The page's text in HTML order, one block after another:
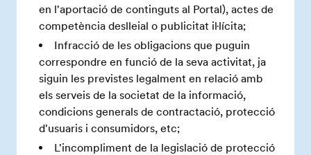
en l'aportació de continguts al Portal), actes de
competència deslleial o publicitat il·lícita;
Infracció de les obligacions que puguin
correspondre en funció de la seva activitat, ja
siguin les previstes legalment en relació amb
els serveis de la societat de la informació,
condicions generals de contractació, protecció
d'usuaris i consumidors, etc;
L'incompliment de la legislació de protecció